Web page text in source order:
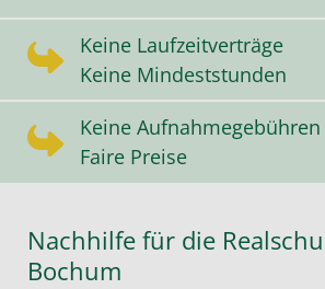
Keine Laufzeitverträge
Keine Mindeststunden
Keine Aufnahmegebühren
Faire Preise
Nachhilfe für die
Bochum